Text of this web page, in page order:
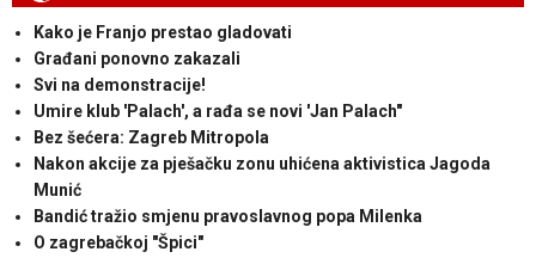
Kako je Franjo prestao gladovati
Građani ponovno zakazali
Svi na demonstracije!
Umire klub 'Palach', a rađa se novi 'Jan Palach"
Bez šećera: Zagreb Mitropola
Nakon akcije za pješačku zonu uhićena aktivistica Jagoda
Munić
Bandić tražio smjenu pravoslavnog popa Milenka
O zagrebačkoj "Špici"